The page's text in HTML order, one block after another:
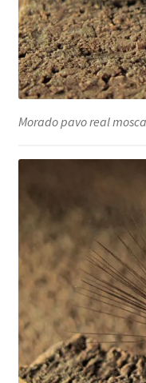
Morado pavo real